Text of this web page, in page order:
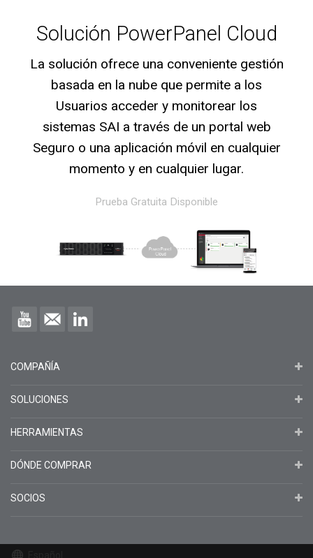
Solución PowerPanel Cloud
La solución ofrece una conveniente gestión
basada en la nube que permite a los
Usuarios acceder y monitorear los
sistemas SAI a través de un portal web
Seguro o una aplicación móvil en cualquier
momento y en cualquier lugar.
Prueba Gratuita Disponible
COMPAÑÍA
SOLUCIONES
HERRAMIENTAS
DÓNDE COMPRAR
SOCIOS